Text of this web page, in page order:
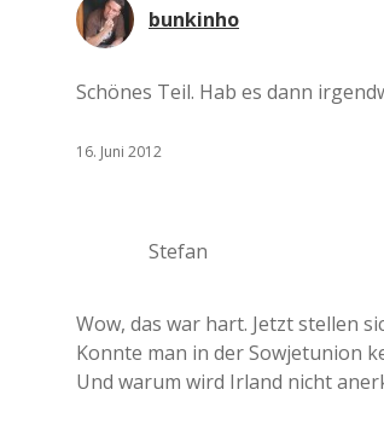
bunkinho
Schönes Teil. Hab es dann
16. Juni 2012
Stefan
Wow, das war hart. Jetzt stellen
Konnte man in der Sowjetunion
Und warum wird Irland nicht